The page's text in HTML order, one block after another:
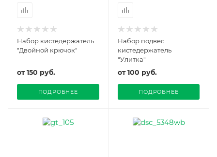
Набор кистедержатель
"Двойной крючок"
от150 руб.
ПОДРОБНЕЕ
Набор подвес
кистедержатель
"Улитка"
от100 руб.
ПОДРОБНЕЕ